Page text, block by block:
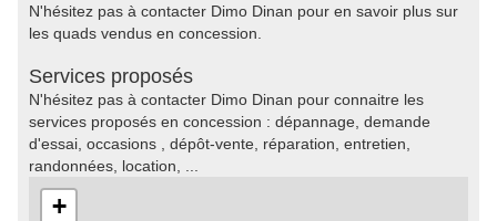
N'hésitez pas à contacter Dimo Dinan pour en savoir plus sur
les quads vendus en concession.
Services proposés
N'hésitez pas à contacter Dimo Dinan pour connaitre les
services proposés en concession : dépannage, demande
d'essai, occasions , dépôt-vente, réparation, entretien,
randonnées, location, ...
+